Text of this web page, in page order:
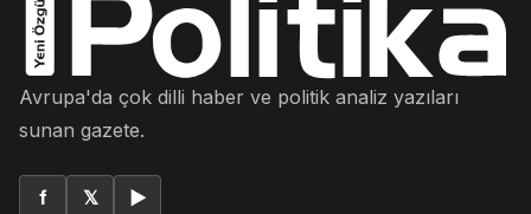
Avrupa'da çok dilli haber ve politik analiz yazıları
sunan gazete.
f 𝕏 ▶